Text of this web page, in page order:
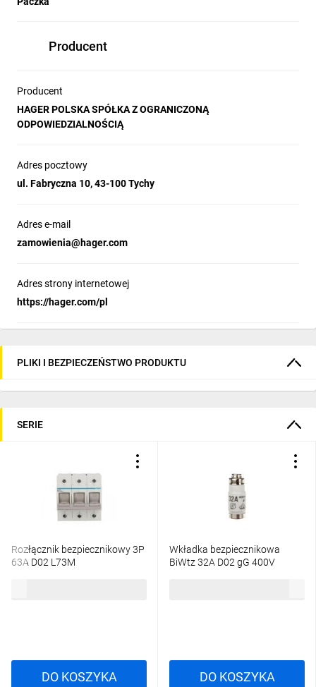
Producent
Producent
HAGER POLSKA SPÓŁKA Z OGRANICZONĄ
ODPOWIEDZIALNOŚCIĄ
Adres pocztowy
ul. Fabryczna 10, 43-100 Tychy
Adres e-mail
zamowienia@hager.com
Adres strony internetowej
https://hager.com/pl
PLIKI I BEZPIECZEŃSTWO PRODUKTU
SERIE
Rozłącznik bezpiecznikowy 3P
63A D02 L73M
DO KOSZYKA
Wkładka bezpiecznikowa
BiWtz 32A D02 gG 400V
DO KOSZYKA